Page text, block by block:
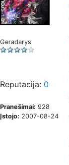
Geradarys
Reputacija: 0
Pranešimai: 928
Įstojo: 2007-08-24